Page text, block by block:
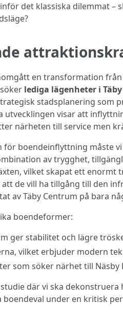
det klassiska dilemmat
en transformation
lediga lägenheter i Täby
stadsplanering som
utvecklingen visar att
närheten till service men
för boendeinflyttning måste
av trygghet,
vilket skapat ett
de vill ha tillgång till den
av Täby Centrum på bara
boendeformer:
ger stabilitet och lägre
vilket erbjuder modern
som söker närhet till Näsby
där vi ska
under en kritisk